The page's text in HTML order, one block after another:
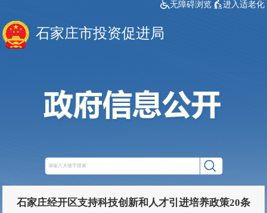
无障碍浏览 进入适老化
石家庄市投资促进局
石家庄经开区支持科技创新和人才引进培养政策20条